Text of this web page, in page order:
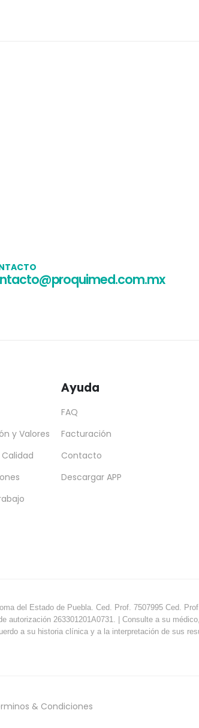
y Valores
Ayuda
FAQ
Facturación
Contacto
Descargar APP
del Estado de Puebla. Ced. Prof. 7507995 Ced.
autorización 263301201A0731. | Consulte a su
a su historia clínica y a la interpretación de sus
& Condiciones